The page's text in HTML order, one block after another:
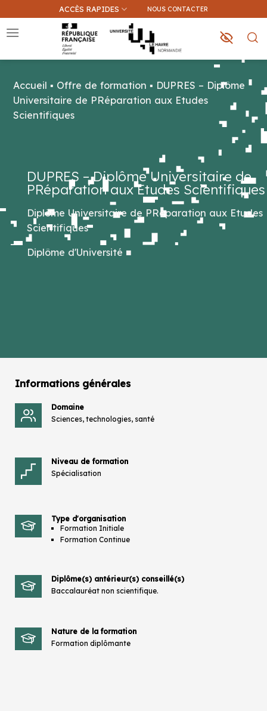
au
contenu
ACCÈS RAPIDES NOUS CONTACTER
Que recherchez-vous ?
DUPRES – Diplôme Universitaire de
PRéparation aux Etudes Scientifiques
Diplôme Universitaire de PRéparation aux Etudes
Scientifiques
Diplôme d'Université ■
Accueil ▪ Offre de formation ▪ DUPRES – Diplôme
Universitaire de PRéparation aux Etudes
Scientifiques
Informations générales
Domaine
Sciences, technologies, santé
Niveau de formation
Spécialisation
Type d'organisation
Formation Initiale
Formation Continue
Diplôme(s) antérieur(s) conseillé(s)
Baccalauréat non scientifique.
Nature de la formation
Formation diplômante